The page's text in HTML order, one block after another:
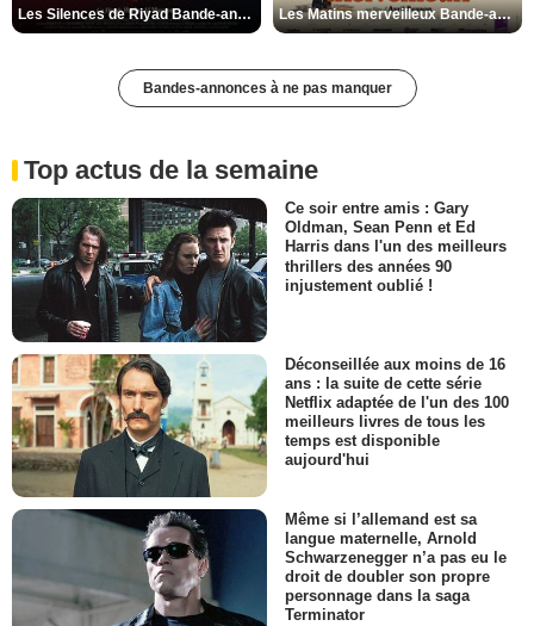
Les Silences de Riyad Bande-annonce VO STFR Les Matins merveilleux Bande-annonce VF
Bandes-annonces à ne pas manquer
Top actus de la semaine
Ce soir entre amis : Gary
Oldman, Sean Penn et Ed
Harris dans l'un des meilleurs
thrillers des années 90
injustement oublié !
Déconseillée aux moins de 16
ans : la suite de cette série
Netflix adaptée de l'un des 100
meilleurs livres de tous les
temps est disponible
aujourd'hui
Même si l’allemand est sa
langue maternelle, Arnold
Schwarzenegger n’a pas eu le
droit de doubler son propre
personnage dans la saga
Terminator